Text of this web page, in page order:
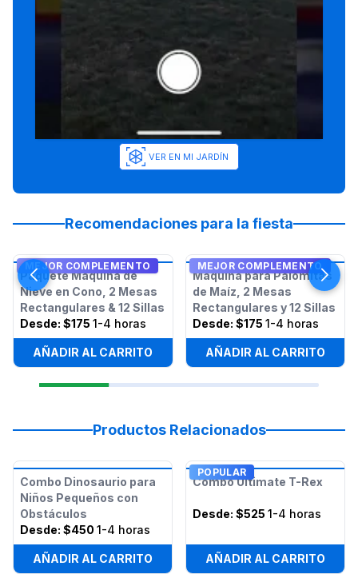
VER EN MI JARDÍN
Recomendaciones para la fiesta
MEJOR COMPLEMENTO
Paquete Máquina de
Nieve en Cono, 2 Mesas
Rectangulares & 12 Sillas
Desde: $175 1-4 horas
AÑADIR AL CARRITO
MEJOR COMPLEMENTO
Máquina para Palomitas
de Maíz, 2 Mesas
Rectangulares y 12 Sillas
Desde: $175 1-4 horas
AÑADIR AL CARRITO
Productos Relacionados
Combo Dinosaurio para
Niños Pequeños con
Obstáculos
Desde: $450 1-4 horas
AÑADIR AL CARRITO
POPULAR
Combo Ultimate T-Rex
Desde: $525 1-4 horas
AÑADIR AL CARRITO